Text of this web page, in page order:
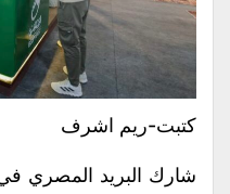
كتبت-ريم اشرف
شارك البريد المصري